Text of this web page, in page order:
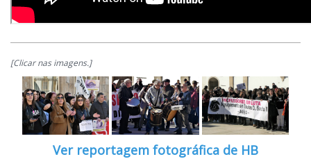
[Clicar nas imagens.]
Ver reportagem fotográfica de HB